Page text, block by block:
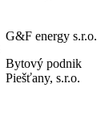
G&F energy s.r.o.
Bytový podnik
Piešťany, s.r.o.